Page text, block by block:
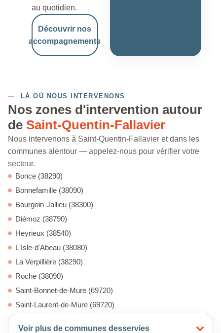
au quotidien.
Découvrir nos
accompagnements
— LÀ OÙ NOUS INTERVENONS
Nos zones d'intervention autour
de Saint-Quentin-Fallavier
Nous intervenons à Saint-Quentin-Fallavier et dans les
communes alentour — appelez-nous pour vérifier votre
secteur.
Bonce (38290)
Bonnefamille (38090)
Bourgoin-Jallieu (38300)
Diémoz (38790)
Heyrieux (38540)
L'Isle-d'Abeau (38080)
La Verpillière (38290)
Roche (38090)
Saint-Bonnet-de-Mure (69720)
Saint-Laurent-de-Mure (69720)
Voir plus de communes desservies